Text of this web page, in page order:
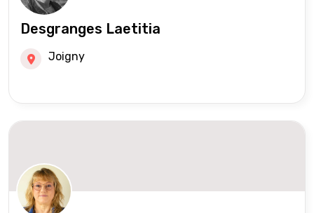
Desgranges Laetitia
Joigny